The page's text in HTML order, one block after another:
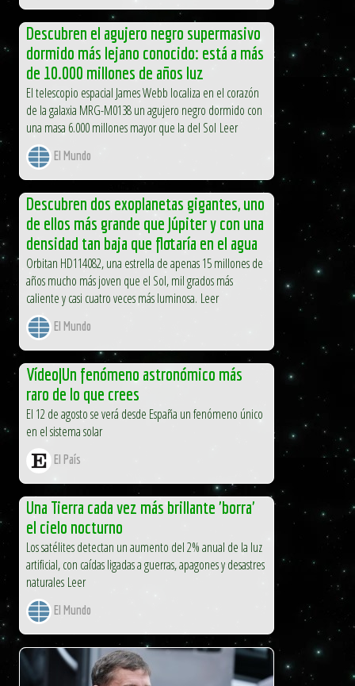
Descubren el agujero negro supermasivo
dormido más lejano conocido: está a más
de 10.000 millones de años luz
El telescopio espacial James Webb localiza en el corazón
de la galaxia MRG-M0138 un agujero negro dormido con
una masa 6.000 millones mayor que la del Sol Leer
El Mundo
Descubren dos exoplanetas gigantes, uno
de ellos más grande que Júpiter y con una
densidad tan baja que flotaría en el agua
Orbitan HD114082, una estrella de apenas 15 millones de
años mucho más joven que el Sol, mil grados más
caliente y casi cuatro veces más luminosa. Leer
El Mundo
Vídeo|Un fenómeno astronómico más
raro de lo que crees
El 12 de agosto se verá desde España un fenómeno único
en el sistema solar
El País
Una Tierra cada vez más brillante 'borra'
el cielo nocturno
Los satélites detectan un aumento del 2% anual de la luz
artificial, con caídas ligadas a guerras, apagones y desastres
naturales Leer
El Mundo